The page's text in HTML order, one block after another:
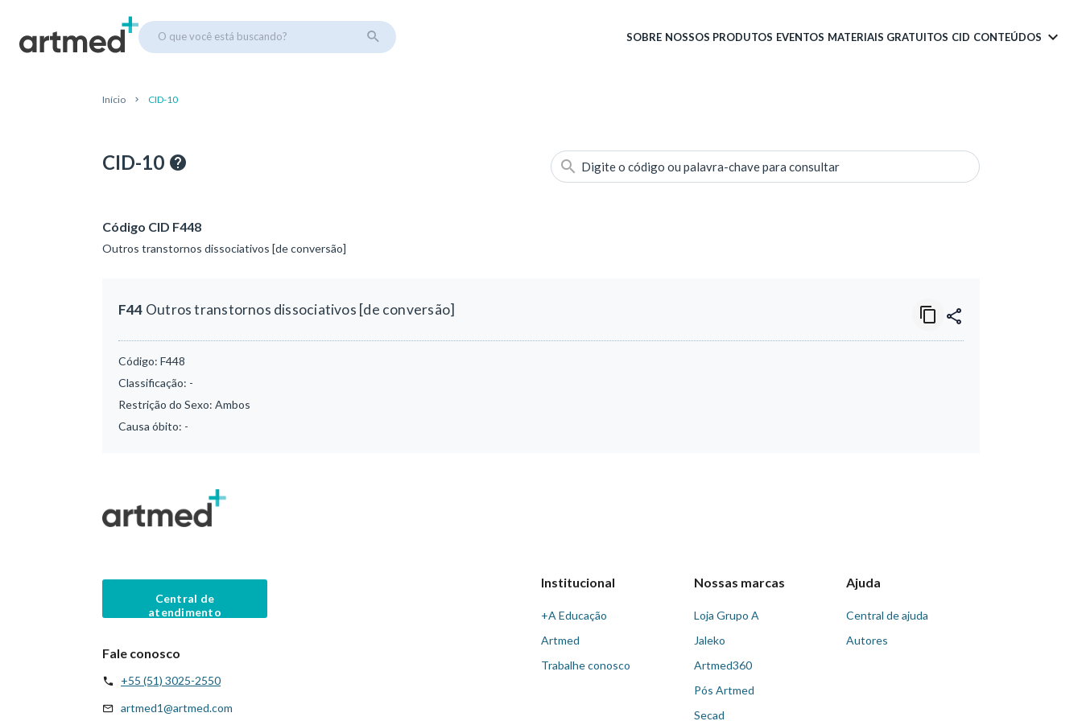
O que você está buscando? SOBRE NOSSOS PRODUTOS EVENTOS MATERIAIS GRATUITOS CID CONTEÚDOS
Início CID-10
CID-10 Digite o código ou palavra-chave para consultar
Código CID F448
Outros transtornos dissociativos [de conversão]
F44 Outros transtornos dissociativos [de conversão]
Código: F448
Classificação: -
Restrição do Sexo: Ambos
Causa óbito: -
Central de
atendimento
Fale conosco
+55 (51) 3025-2550
artmed1@artmed.com
Institucional
+A Educação
Artmed
Trabalhe conosco
Nossas marcas
Loja Grupo A
Jaleko
Artmed360
Pós Artmed
Secad
Ajuda
Central de ajuda
Autores